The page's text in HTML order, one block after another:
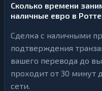
Сколько времени
наличные евро в
Сделка с наличными
подтверждения
вашего перевода до
проходит от 30 минут
сети.